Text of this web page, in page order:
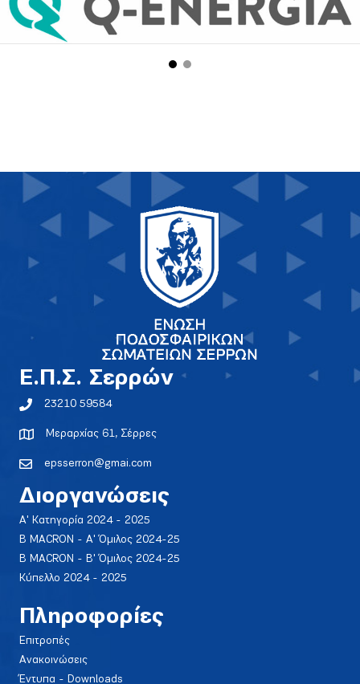
E.Π.Σ. Σερρών
23210 59584
Μεραρχίας 61, Σέρρες
epsserron@gmai.com
Διοργανώσεις
Α' Κατηγορία 2024 - 2025
Β MACRON - Α' Όμιλος 2024-25
Β MACRON - Β' Όμιλος 2024-25
Κύπελλο 2024 - 2025
Πληροφορίες
Επιτροπές
Ανακοινώσεις
Έντυπα - Downloads